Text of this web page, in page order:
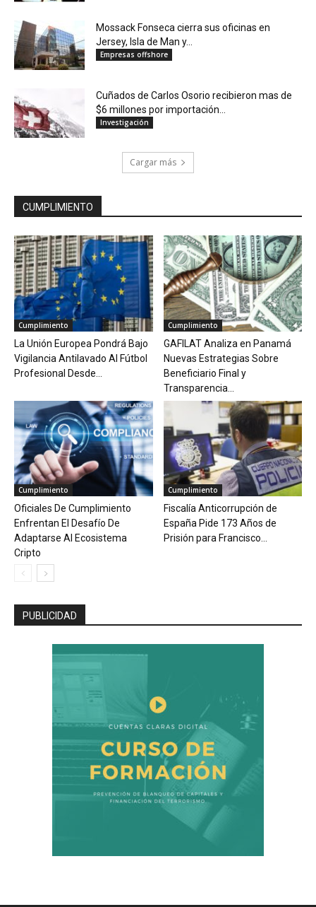
Mossack Fonseca cierra sus oficinas en
Jersey, Isla de Man y...
Empresas offshore
Cuñados de Carlos Osorio recibieron mas de
$6 millones por importación...
Investigación
Cargar más
CUMPLIMIENTO
Cumplimiento
La Unión Europea Pondrá Bajo
Vigilancia Antilavado Al Fútbol
Profesional Desde...
Cumplimiento
GAFILAT Analiza en Panamá
Nuevas Estrategias Sobre
Beneficiario Final y
Transparencia...
Cumplimiento
Oficiales De Cumplimiento
Enfrentan El Desafío De
Adaptarse Al Ecosistema
Cripto
Cumplimiento
Fiscalía Anticorrupción de
España Pide 173 Años de
Prisión para Francisco...
PUBLICIDAD